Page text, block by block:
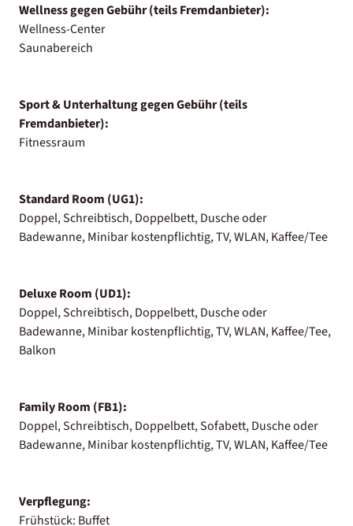
Wellness gegen Gebühr (teils Fremdanbieter):
Wellness-Center
Saunabereich
Sport & Unterhaltung gegen Gebühr (teils
Fremdanbieter):
Fitnessraum
Standard Room (UG1):
Doppel, Schreibtisch, Doppelbett, Dusche oder
Badewanne, Minibar kostenpflichtig, TV, WLAN, Kaffee/Tee
Deluxe Room (UD1):
Doppel, Schreibtisch, Doppelbett, Dusche oder
Badewanne, Minibar kostenpflichtig, TV, WLAN, Kaffee/Tee,
Balkon
Family Room (FB1):
Doppel, Schreibtisch, Doppelbett, Sofabett, Dusche oder
Badewanne, Minibar kostenpflichtig, TV, WLAN, Kaffee/Tee
Verpflegung:
Frühstück: Buffet